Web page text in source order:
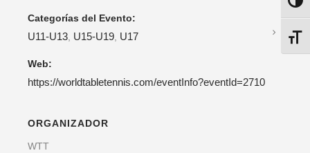
Categorías del Evento:
U11-U13 U15-U19 U17
Web:
https://worldtabletennis.com/eventInfo?eventId=2710
ORGANIZADOR
WTT